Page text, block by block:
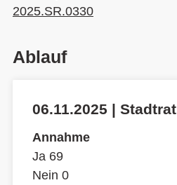
2025.SR.0330
Ablauf
06.11.2025 | Stadtrat
Annahme
Ja 69
Nein 0